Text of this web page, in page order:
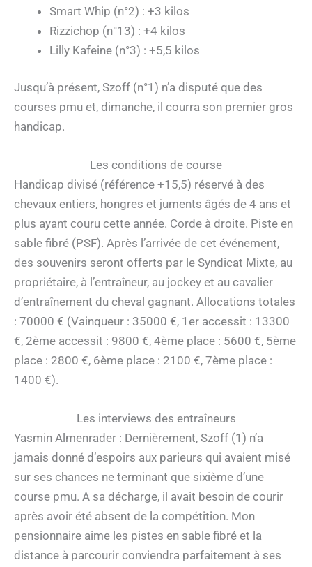
Smart Whip (n°2) : +3 kilos
Rizzichop (n°13) : +4 kilos
Lilly Kafeine (n°3) : +5,5 kilos
Jusqu’à présent, Szoff (n°1) n’a disputé que des
courses pmu et, dimanche, il courra son premier gros
handicap.
Les conditions de course
Handicap divisé (référence +15,5) réservé à des
chevaux entiers, hongres et juments âgés de 4 ans et
plus ayant couru cette année. Corde à droite. Piste en
sable fibré (PSF). Après l’arrivée de cet événement,
des souvenirs seront offerts par le Syndicat Mixte, au
propriétaire, à l’entraîneur, au jockey et au cavalier
d’entraînement du cheval gagnant. Allocations totales
: 70000 € (Vainqueur : 35000 €, 1er accessit : 13300
€, 2ème accessit : 9800 €, 4ème place : 5600 €, 5ème
place : 2800 €, 6ème place : 2100 €, 7ème place :
1400 €).
Les interviews des entraîneurs
Yasmin Almenrader : Dernièrement, Szoff (1) n’a
jamais donné d’espoirs aux parieurs qui avaient misé
sur ses chances ne terminant que sixième d’une
course pmu. A sa décharge, il avait besoin de courir
après avoir été absent de la compétition. Mon
pensionnaire aime les pistes en sable fibré et la
distance à parcourir conviendra parfaitement à ses